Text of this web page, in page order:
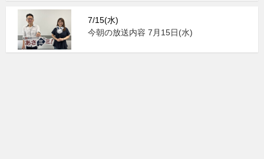
7/15(水)
今朝の放送内容 7月15日(水)